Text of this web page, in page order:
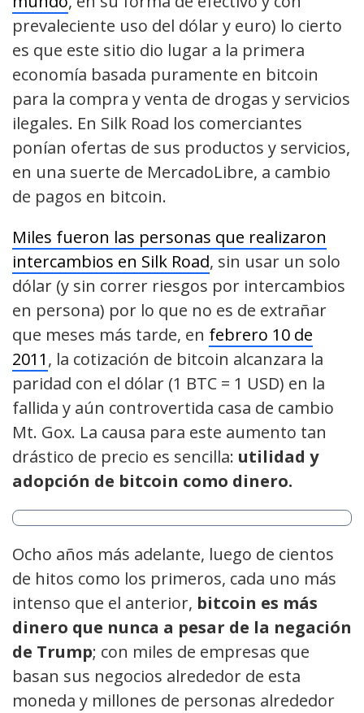
prevaleciente uso del dólar y euro) lo cierto
es que este sitio dio lugar a la primera
economía basada puramente en bitcoin
para la compra y venta de drogas y servicios
ilegales. En Silk Road los comerciantes
ponían ofertas de sus productos y servicios,
en una suerte de MercadoLibre, a cambio
de pagos en bitcoin.
Miles fueron las personas que realizaron
intercambios en Silk Road, sin usar un solo
dólar (y sin correr riesgos por intercambios
en persona) por lo que no es de extrañar
que meses más tarde, en febrero 10 de
2011, la cotización de bitcoin alcanzara la
paridad con el dólar (1 BTC = 1 USD) en la
fallida y aún controvertida casa de cambio
Mt. Gox. La causa para este aumento tan
drástico de precio es sencilla: utilidad y
adopción de bitcoin como dinero.
Ocho años más adelante, luego de cientos
de hitos como los primeros, cada uno más
intenso que el anterior, bitcoin es más
dinero que nunca a pesar de la negación
de Trump; con miles de empresas que
basan sus negocios alrededor de esta
moneda y millones de personas alrededor